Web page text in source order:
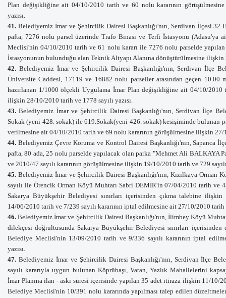
Plan değişikliğine ait 04/10/2010 tarih ve 60 nolu kararının
yazısı.
41. Belediyemiz İmar ve Şehircilik Dairesi Başkanlığı'nın, Serdivan İlçesi
pafta, 7276 nolu parsel üzerinde Trafo Binası ve Terfi İstasyonu (Adasu'ya
Meclisi'nin 04/10/2010 tarih ve 61 nolu kararı ile 7276 nolu parselde
İstasyonunun bulunduğu alan Teknik Altyapı Alanına dönüştürülmesine ilişkin
42. Belediyemiz İmar ve Şehircilik Dairesi Başkanlığı'nın, Serdivan İlçe
Üniversite Caddesi, 17119 ve 16882 nolu parseller arasından geçen 10.00
hazırlanan 1/1000 ölçekli Uygulama İmar Plan değişikliğine ait 04/10/2010
ilişkin 28/10/2010 tarih ve 1778 sayılı yazısı.
43.Belediyemiz İmar ve Şehircilik Dairesi Başkanlığı'nın, Serdivan İlçe
Sokak (yeni 428. sokak) ile 619.Sokak(yeni 426. sokak) kesişiminde bulunan
verilmesine ait 04/10/2010 tarih ve 69 nolu kararının görüşülmesine ilişkin 27/
44. Belediyemiz Çevre Koruma ve Kontrol Dairesi Başkanlığı'nın, Sapanca
pafta, 80 ada, 25 nolu parselde yapılacak olan parka "Mehmet Ali BALKAYA
ve 2010/47 sayılı kararının görüşülmesine ilişkin 19/10/2010 tarih ve 729 sayılı
45. Belediyemiz İmar ve Şehircilik Dairesi Başkanlığı'nın, Kızılkaya Orman
sayılı ile Örencik Orman Köyü Muhtarı Sabri DEMİR'in 07/04/2010 tarih ve
Sakarya Büyükşehir Belediyesi sınırları içerisinden çıkma talebine
14/06/2010 tarih ve 7/239 sayılı kararının iptal edilmesine ait 27/10/2010 tarih
46.Belediyemiz İmar ve Şehircilik Dairesi Başkanlığı'nın,İlimbey Köyü
dilekçesi doğrultusunda Sakarya Büyükşehir Belediyesi sınırları
Belediye Meclisi'nin 13/09/2010 tarih ve 9/336 sayılı kararının iptal
yazısı.
47. Belediyemiz İmar ve Şehircilik Dairesi Başkanlığı'nın, Serdivan İlçe
sayılı kararıyla uygun bulunan Köprübaşı, Vatan, Yazlık Mahallelerini
İmar Planına ilan - askı süresi içerisinde yapılan 35 adet itiraza ilişkin 11/10/
Belediye Meclisi'nin 10/391 nolu kararında yapılması talep edilen